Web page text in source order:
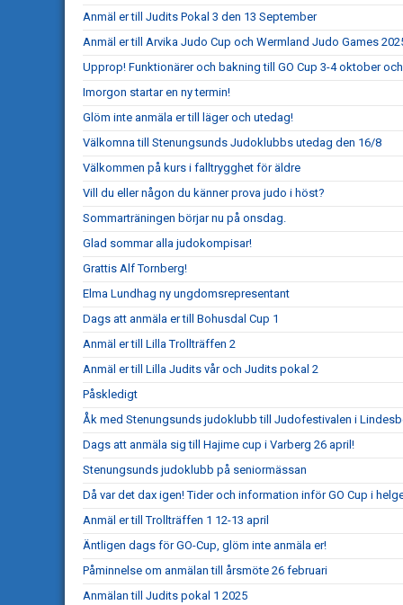
Anmäl er till Judits Pokal 3 den 13 September
Anmäl er till Arvika Judo Cup och Wermland Judo Games
Upprop! Funktionärer och bakning till GO Cup 3-4 oktober
Imorgon startar en ny termin!
Glöm inte anmäla er till läger och utedag!
Välkomna till Stenungsunds Judoklubbs utedag den 16/8
Välkommen på kurs i falltrygghet för äldre
Vill du eller någon du känner prova judo i höst?
Sommarträningen börjar nu på onsdag.
Glad sommar alla judokompisar!
Grattis Alf Tornberg!
Elma Lundhag ny ungdomsrepresentant
Dags att anmäla er till Bohusdal Cup 1
Anmäl er till Lilla Trollträffen 2
Anmäl er till Lilla Judits vår och Judits pokal 2
Påskledigt
Åk med Stenungsunds judoklubb till Judofestivalen i
Dags att anmäla sig till Hajime cup i Varberg 26 april!
Stenungsunds judoklubb på seniormässan
Då var det dax igen! Tider och information inför GO Cup i
Anmäl er till Trollträffen 1 12-13 april
Äntligen dags för GO-Cup, glöm inte anmäla er!
Påminnelse om anmälan till årsmöte 26 februari
Anmälan till Judits pokal 1 2025